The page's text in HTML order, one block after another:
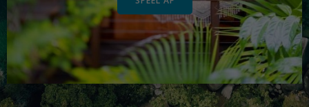
Je instellingen herzien